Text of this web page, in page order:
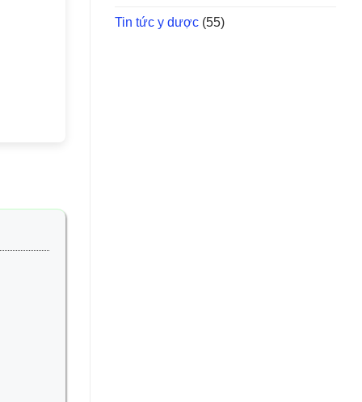
Tin tức y dược (55)